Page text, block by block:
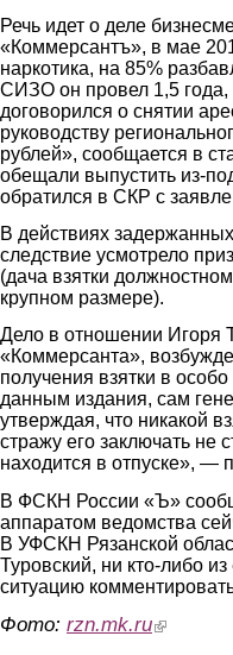
Речь идет о деле
«Коммерсантъ», в мае
наркотика, на 85%
СИЗО он провел 1,5 года,
договорился о снятии
руководству
рублей», сообщается в
обещали выпустить из-
обратился в СКР с
В действиях
следствие усмотрело
(дача взятки
крупном размере).
Дело в отношении Игоря
«Коммерсанта»,
получения взятки в
данным издания, сам
утверждая, что никакой
стражу его заключать не
находится в отпуске», —
В ФСКН России «Ъ»
аппаратом ведомства
В УФСКН Рязанской
Туровский, ни кто-либо
ситуацию
Фото: rzn.mk.ru(link is